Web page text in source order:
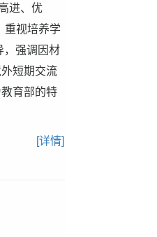
进、优
重视培养学
，强调因材
短期交流
育部的特
[详情]